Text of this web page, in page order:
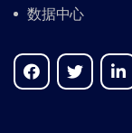
数据中心